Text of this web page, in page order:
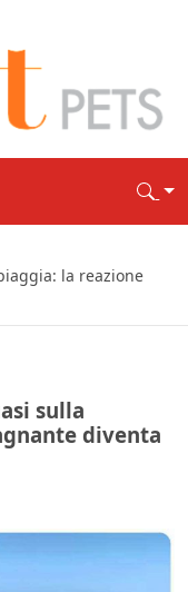
la reazione
sulla
diventa